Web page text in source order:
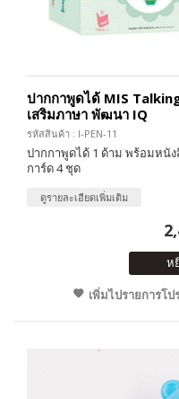
ปากกาพูดได้ MIS
เสริมภาษา พัฒนา IQ
รหัสสินค้า : I-PEN-11
ปากกาพูดได้ 1 ด้าม พร้อมหนั
การ์ด 4 ชุด
ดูรายละเอียดเพิ่มเติม
ห
เพิ่มไปรายการโป